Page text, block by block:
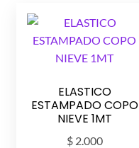
ELASTICO
ESTAMPADO COPO
NIEVE 1MT
$2.000